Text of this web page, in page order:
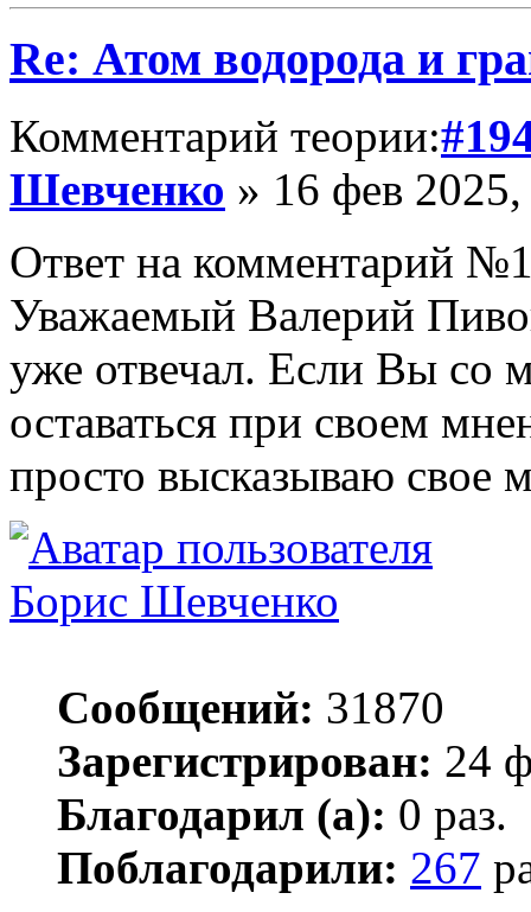
Re: Атом водорода и
Комментарий теории:
Шевченко » 16 фев
Ответ на комментарий
Уважаемый Валерий
уже отвечал. Если Вы со
оставаться при своем
просто высказываю свое
Борис Шевченко
Сообщений: 31870
Зарегистрирован: 24
Благодарил (а): 0 раз.
Поблагодарили: 267